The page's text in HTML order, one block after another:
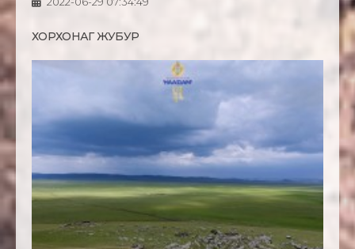
ХОРХОНАГ ЖУБУР